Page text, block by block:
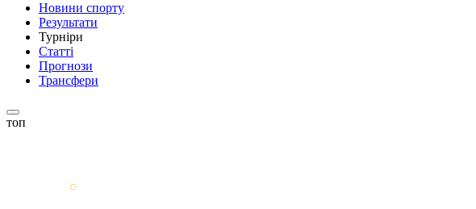
Новини спорту
Результати
Турніри
Статті
Прогнози
Трансфери
топ